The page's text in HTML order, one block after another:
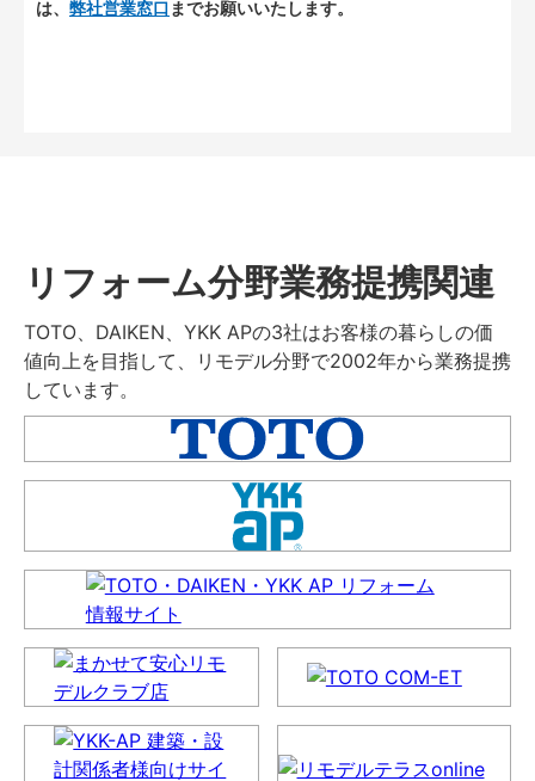
は、 弊社営業窓口 までお願いいたします。
リフォーム分野業務提携関連
TOTO、DAIKEN、YKK APの3社はお客様の暮らしの価
値向上を目指して、リモデル分野で2002年から業務提携
しています。